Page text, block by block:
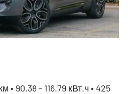
• 90.38 - 116.79 кВт.ч • 425